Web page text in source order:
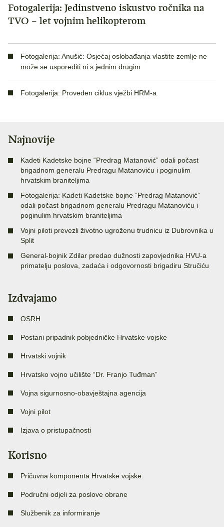
Fotogalerija: Jedinstveno iskustvo ročnika na
TVO – let vojnim helikopterom
Fotogalerija: Anušić: Osjećaj oslobađanja vlastite zemlje ne
može se usporediti ni s jednim drugim
Fotogalerija: Proveden ciklus vježbi HRM-a
Najnovije
Kadeti Kadetske bojne “Predrag Matanović” odali počast
brigadnom generalu Predragu Matanoviću i poginulim
hrvatskim braniteljima
Fotogalerija: Kadeti Kadetske bojne “Predrag Matanović”
odali počast brigadnom generalu Predragu Matanoviću i
poginulim hrvatskim braniteljima
Vojni piloti prevezli životno ugroženu trudnicu iz Dubrovnika u
Split
General-bojnik Zdilar predao dužnosti zapovjednika HVU-a
primatelju poslova, zadaća i odgovornosti brigadiru Stručiću
Izdvajamo
OSRH
Postani pripadnik pobjedničke Hrvatske vojske
Hrvatski vojnik
Hrvatsko vojno učilište “Dr. Franjo Tuđman”
Vojna sigurnosno-obavještajna agencija
Vojni pilot
Izjava o pristupačnosti
Korisno
Pričuvna komponenta Hrvatske vojske
Područni odjeli za poslove obrane
Službenik za informiranje